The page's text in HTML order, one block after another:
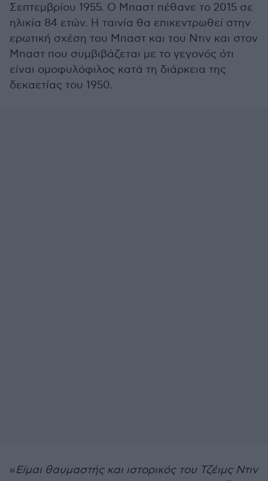
Σεπτεμβρίου 1955. Ο Μπαστ πέθανε το 2015 σε
ηλικία 84 ετών. Η ταινία θα επικεντρωθεί στην
ερωτική σχέση του Μπαστ και του Ντιν και στον
Μπαστ που συμβιβάζεται με το γεγονός ότι
είναι ομοφυλόφιλος κατά τη διάρκεια της
δεκαετίας του 1950.
«Είμαι θαυμαστής και ιστορικός του Τζέιμς Ντιν